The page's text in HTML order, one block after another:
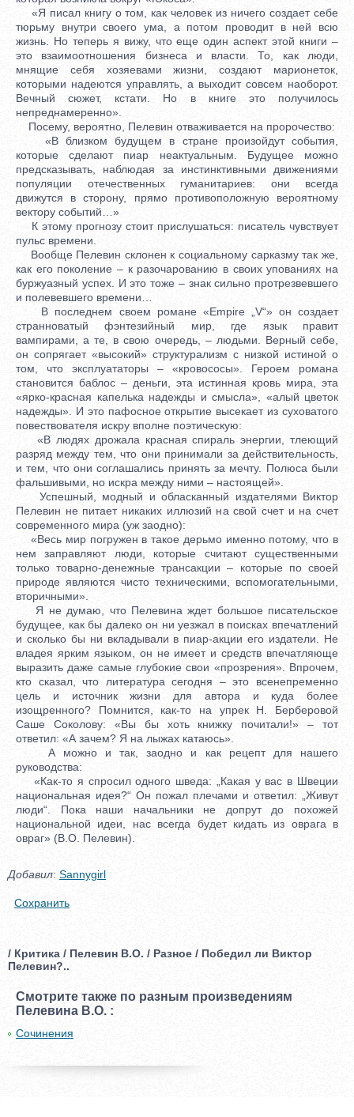
«Я писал книгу о том, как человек из ничего создает себе
тюрьму внутри своего ума, а потом проводит в ней всю
жизнь. Но теперь я вижу, что еще один аспект этой книги –
это взаимоотношения бизнеса и власти. То, как люди,
мнящие себя хозяевами жизни, создают марионеток,
которыми надеются управлять, а выходит совсем наоборот.
Вечный сюжет, кстати. Но в книге это получилось
непреднамеренно».
Посему, вероятно, Пелевин отваживается на пророчество:
«В близком будущем в стране произойдут события,
которые сделают пиар неактуальным. Будущее можно
предсказывать, наблюдая за инстинктивными движениями
популяции отечественных гуманитариев: они всегда
движутся в сторону, прямо противоположную вероятному
вектору событий…»
К этому прогнозу стоит прислушаться: писатель чувствует
пульс времени.
Вообще Пелевин склонен к социальному сарказму так же,
как его поколение – к разочарованию в своих упованиях на
буржуазный успех. И это тоже – знак сильно протрезвевшего
и полевевшего времени…
В последнем своем романе «Empire „V“» он создает
странноватый фэнтезийный мир, где язык правит
вампирами, а те, в свою очередь, – людьми. Верный себе,
он сопрягает «высокий» структурализм с низкой истиной о
том, что эксплуататоры – «кровососы». Героем романа
становится баблос – деньги, эта истинная кровь мира, эта
«ярко-красная капелька надежды и смысла», «алый цветок
надежды». И это пафосное открытие высекает из суховатого
повествователя искру вполне поэтическую:
«В людях дрожала красная спираль энергии, тлеющий
разряд между тем, что они принимали за действительность,
и тем, что они соглашались принять за мечту. Полюса были
фальшивыми, но искра между ними – настоящей».
Успешный, модный и обласканный издателями Виктор
Пелевин не питает никаких иллюзий на свой счет и на счет
современного мира (уж заодно):
«Весь мир погружен в такое дерьмо именно потому, что в
нем заправляют люди, которые считают существенными
только товарно-денежные трансакции – которые по своей
природе являются чисто техническими, вспомогательными,
вторичными».
Я не думаю, что Пелевина ждет большое писательское
будущее, как бы далеко он ни уезжал в поисках впечатлений
и сколько бы ни вкладывали в пиар-акции его издатели. Не
владея ярким языком, он не имеет и средств впечатляюще
выразить даже самые глубокие свои «прозрения». Впрочем,
кто сказал, что литература сегодня – это всенепременно
цель и источник жизни для автора и куда более
изощренного? Помнится, как-то на упрек Н. Берберовой
Саше Соколову: «Вы бы хоть книжку почитали!» – тот
ответил: «А зачем? Я на лыжах катаюсь».
А можно и так, заодно и как рецепт для нашего
руководства:
«Как-то я спросил одного шведа: „Какая у вас в Швеции
национальная идея?“ Он пожал плечами и ответил: „Живут
люди“. Пока наши начальники не допрут до похожей
национальной идеи, нас всегда будет кидать из оврага в
овраг» (В.О. Пелевин).
Добавил: Sannygirl
Сохранить
/ Критика / Пелевин В.О. / Разное / Победил ли Виктор
Пелевин?..
Смотрите также по разным произведениям
Пелевина В.О. :
Сочинения